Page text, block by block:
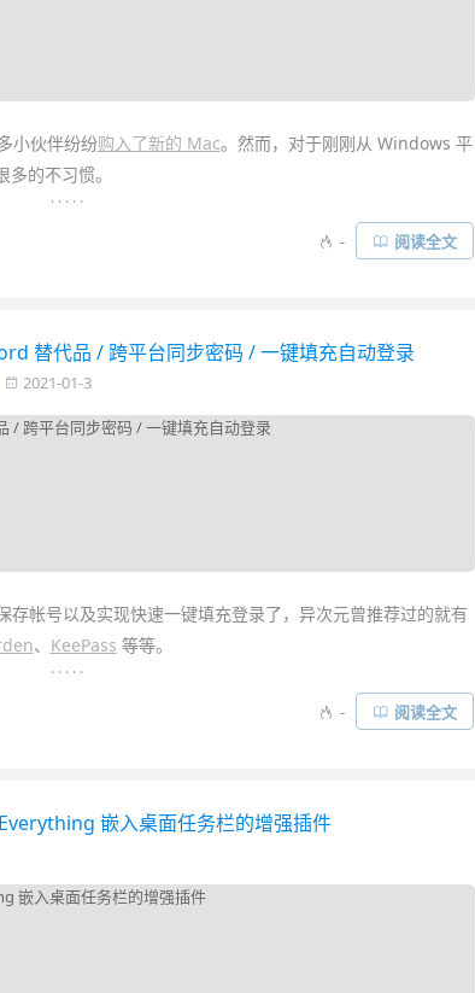
小伙伴纷纷购入了新的 Mac。然而，对于刚刚从 Windows 平
的不习惯。
”、将文件 “发送到” 指定文件
这些的。而 iRightMouse 这款免费的右键增强工具
. . . . .
- 阅读全文
替代品 / 跨平台同步密码 / 一键填充自动登录
2021-01-3
帐号以及实现快速一键填充登录了，异次元曾推荐过的就有
、 KeePass 等等。
Microsoft Authenticator
，可让你跨电脑手机跨平台同步密
. . . . .
- 阅读全文
嵌入桌面任务栏的增强插件